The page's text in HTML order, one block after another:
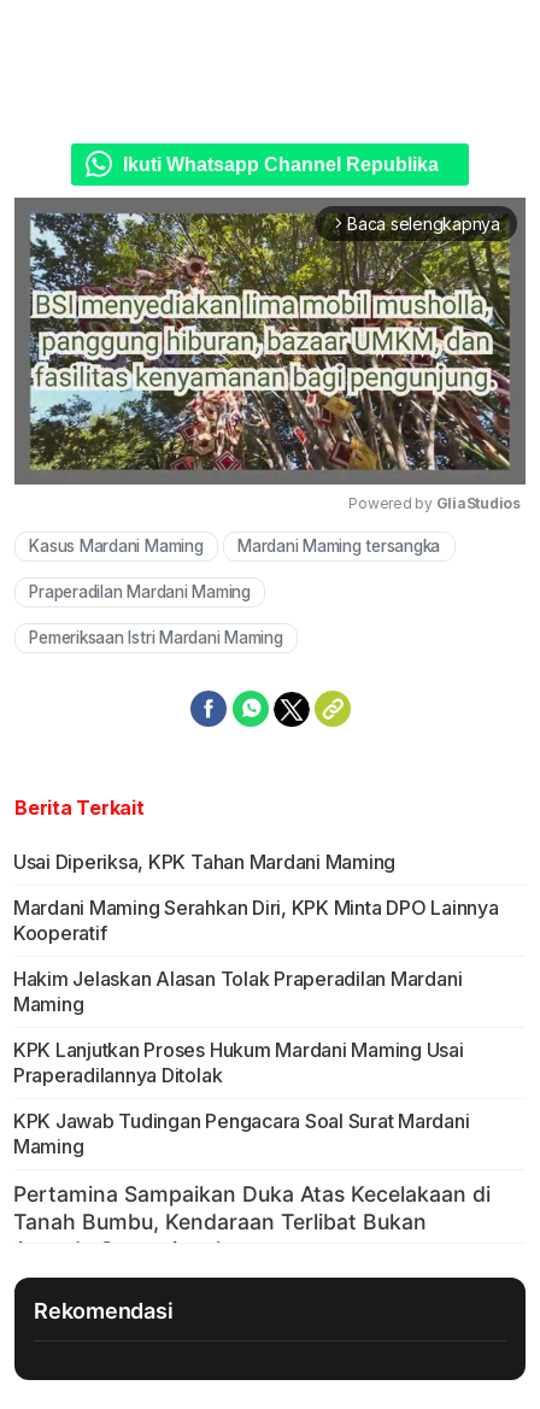
Ikuti Whatsapp Channel Republika
arrow_forward_ios Baca selengkapnya
Mute
Powered by GliaStudios
Kasus Mardani Maming Mardani Maming tersangka
Praperadilan Mardani Maming
Pemeriksaan Istri Mardani Maming
Berita Terkait
Usai Diperiksa, KPK Tahan Mardani Maming
Mardani Maming Serahkan Diri, KPK Minta DPO Lainnya
Kooperatif
Hakim Jelaskan Alasan Tolak Praperadilan Mardani
Maming
KPK Lanjutkan Proses Hukum Mardani Maming Usai
Praperadilannya Ditolak
KPK Jawab Tudingan Pengacara Soal Surat Mardani
Maming
Rekomendasi